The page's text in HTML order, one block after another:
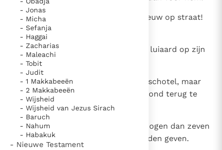
- Jonas
- Micha
- Sefanja
- Haggai
- Zacharias
- Maleachi
- Tobit
- Judit
- 1 Makkabeeën
- 2 Makkabeeën
- Wijsheid
- Wijsheid van Jezus Sirach
- Baruch
- Nahum
- Habakuk
- Nieuwe Testament
De luiaard zegt: `Er loopt een leeuw op straat!
Op het plein loopt een leeuw!'
De deur draait op de deurpin, de luiaard op zijn
bed.
De luiaard doopt zijn hand in de schotel, maar
hij is te moe om haar naar zijn mond terug te
brengen.
Een luiaard is wijzer in zijn eigen ogen dan zeven
mensen die verstandige antwoorden geven.